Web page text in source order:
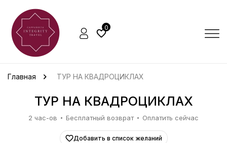
0
Главная ТУР НА КВАДРОЦИКЛАХ
ТУР НА КВАДРОЦИКЛАХ
2 час-ов Бесплатный возврат Оплатить сейчас
Добавить в список желаний